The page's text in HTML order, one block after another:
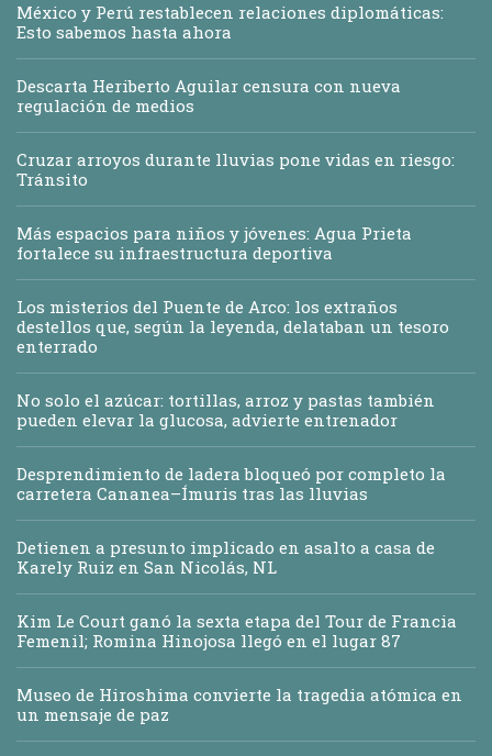
México y Perú restablecen relaciones diplomáticas:
Esto sabemos hasta ahora
Descarta Heriberto Aguilar censura con nueva
regulación de medios
Cruzar arroyos durante lluvias pone vidas en riesgo:
Tránsito
Más espacios para niños y jóvenes: Agua Prieta
fortalece su infraestructura deportiva
Los misterios del Puente de Arco: los extraños
destellos que, según la leyenda, delataban un tesoro
enterrado
No solo el azúcar: tortillas, arroz y pastas también
pueden elevar la glucosa, advierte entrenador
Desprendimiento de ladera bloqueó por completo la
carretera Cananea–Ímuris tras las lluvias
Detienen a presunto implicado en asalto a casa de
Karely Ruiz en San Nicolás, NL
Kim Le Court ganó la sexta etapa del Tour de Francia
Femenil; Romina Hinojosa llegó en el lugar 87
Museo de Hiroshima convierte la tragedia atómica en
un mensaje de paz